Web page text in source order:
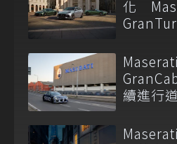
化
步升級
續進行